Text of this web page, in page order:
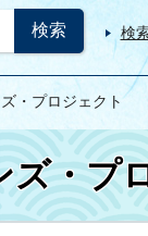
検
・プロジェクト
・プ